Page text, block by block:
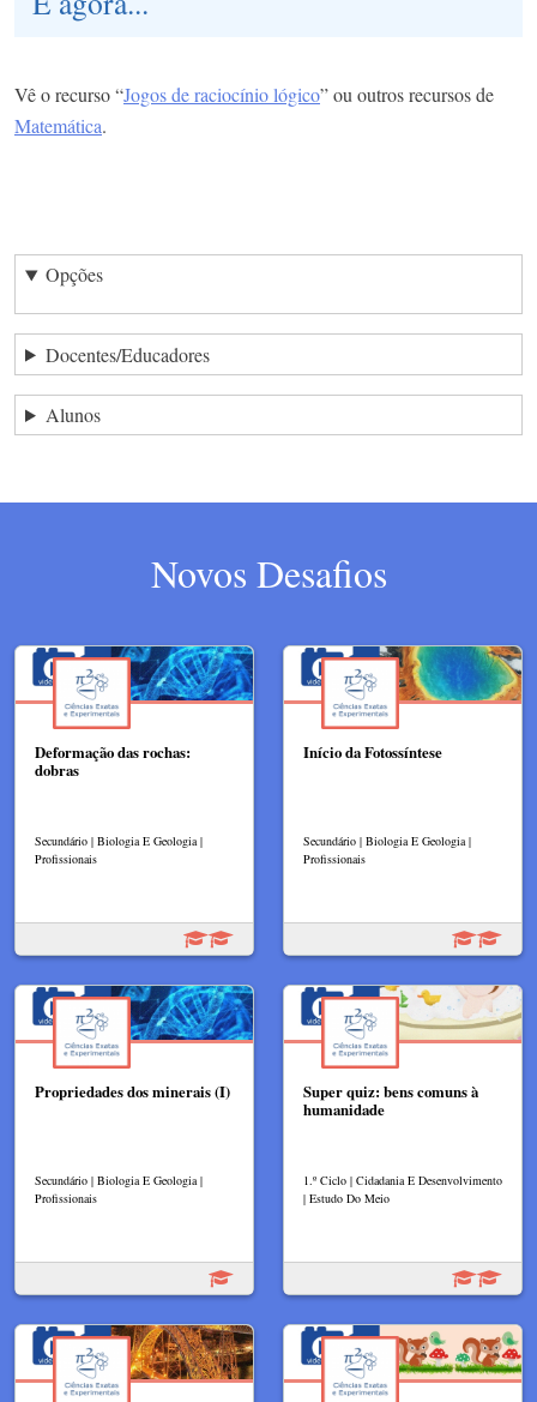
Vê o recurso “Jogos de raciocínio lógico” ou outros recursos de
Matemática.
Opções
Docentes/Educadores
Alunos
Novos Desafios
Deformação das rochas:
dobras
Secundário | Biologia E Geologia |
Profissionais
Início da Fotossíntese
Secundário | Biologia E Geologia |
Profissionais
Propriedades dos minerais (I)
Secundário | Biologia E Geologia |
Profissionais
Super quiz: bens comuns à
humanidade
1.º Ciclo | Cidadania E Desenvolvimento
| Estudo Do Meio